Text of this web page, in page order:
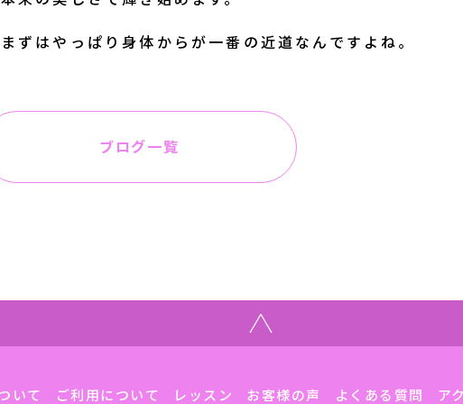
ずはやっぱり身体からが一番の近道なんですよね。
ブログ一覧
いて ご利用について レッスン お客様の声 よくある質問 ア